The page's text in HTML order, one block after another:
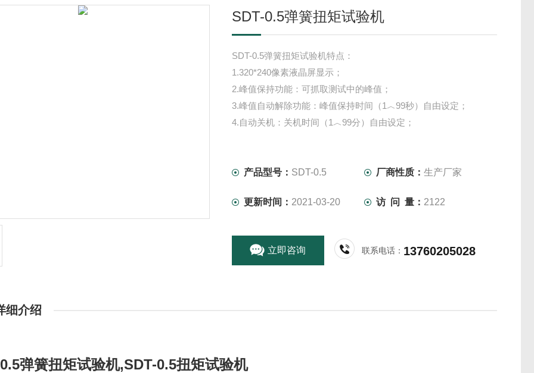
SDT-0.5弹簧扭矩试验机
SDT-0.5弹簧扭矩试验机特点：
1.320*240像素液晶屏显示；
2.峰值保持功能：可抓取测试中的峰值；
3.峰值自动解除功能：峰值保持时间（1︿99秒）自由设定；
4.自动关机：关机时间（1︿99分）自由设定；
产品型号： SDT-0.5 厂商性质：生产厂家
更新时间： 2021-03-20 访 问 量： 2122
立即咨询 联系电话： 13760205028
细介绍
弹簧扭矩试验机,SDT-0.5扭矩试验机